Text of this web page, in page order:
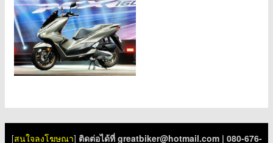
[สนใจลงโฆษณา] ติดต่อได้ที่ greatbiker@hotmail.com| 080-676-